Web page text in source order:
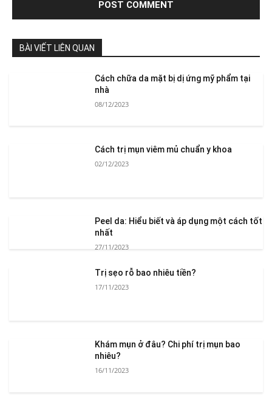
BÀI VIẾT LIÊN QUAN
Cách chữa da mặt bị dị ứng mỹ phẩm tại
nhà
08/12/2023
Cách trị mụn viêm mủ chuẩn y khoa
02/12/2023
Peel da: Hiểu biết và áp dụng một cách tốt
nhất
27/11/2023
Trị sẹo rỗ bao nhiêu tiền?
17/11/2023
Khám mụn ở đâu? Chi phí trị mụn bao
nhiêu?
16/11/2023